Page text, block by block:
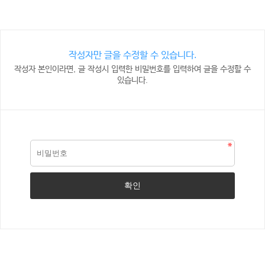
작성자만 글을 수정할 수 있습니다.
작성자 본인이라면, 글 작성시 입력한 비밀번호를 입력하여 글을 수정할 수
있습니다.